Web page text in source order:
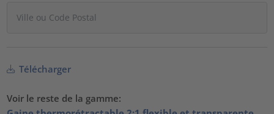
Télécharger
Voir le reste de la gamme: